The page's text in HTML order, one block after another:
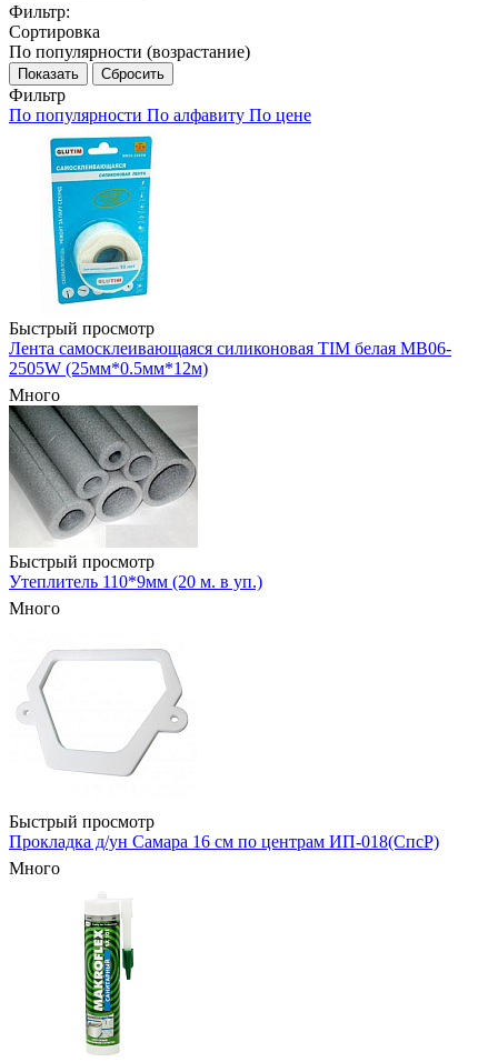
Фильтр:
Сортировка
По популярности (возрастание)
Показать Сбросить
Фильтр
По популярности По алфавиту По цене
Быстрый просмотр
Лента самосклеивающаяся силиконовая TIM белая MB06-
2505W (25мм*0.5мм*12м)
Много
Быстрый просмотр
Утеплитель 110*9мм (20 м. в уп.)
Много
Быстрый просмотр
Прокладка д/ун Самара 16 см по центрам ИП-018(СпсР)
Много